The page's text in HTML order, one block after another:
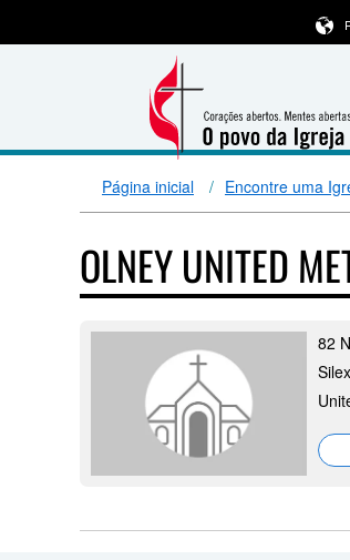
Página inicial Encontre uma
OLNEY UNITED
82